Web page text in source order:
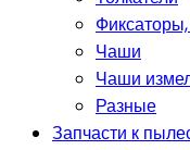
Чаши
Чаши
Разные
Запчасти к